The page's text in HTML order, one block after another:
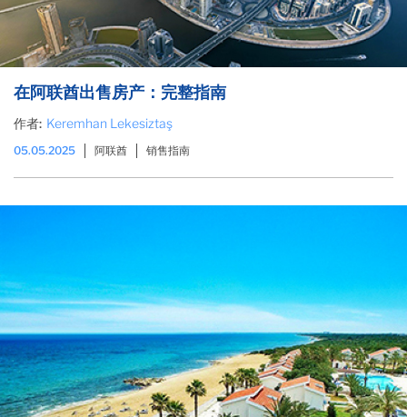
在阿联酋出售房产：完整指南
作者: Keremhan Lekesiztaş
05.05.2025 阿联酋 销售指南